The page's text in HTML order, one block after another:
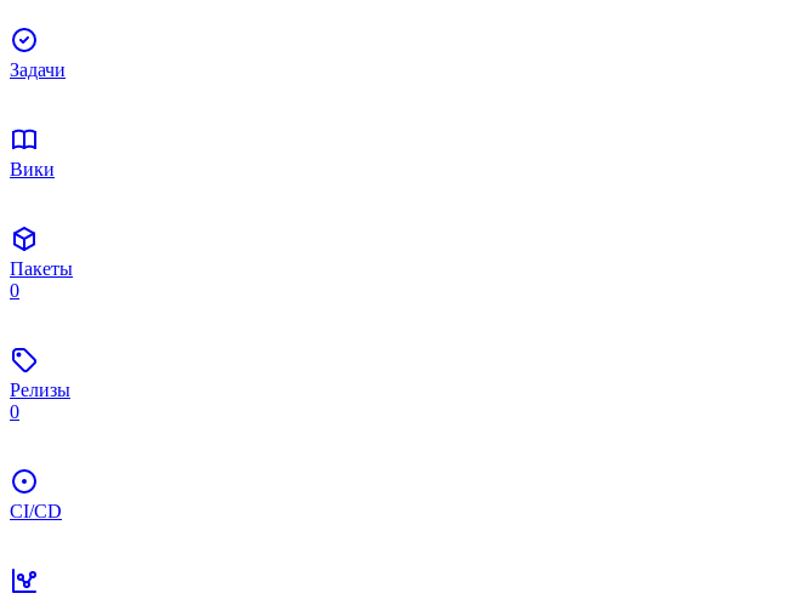
Задачи
Вики
Пакеты
0
Релизы
0
CI/CD